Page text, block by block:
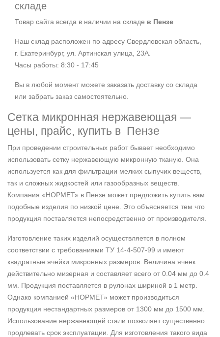
складе
Товар сайта всегда в наличии на складе в Пензе
Наш склад расположен по адресу Свердловская область,
г. Екатеринбург, ул. Артинская улица, 23А.
Часы работы: 8:30 - 17:45
Вы в любой момент можете заказать доставку со склада
или забрать заказ самостоятельно.
Сетка микронная нержавеющая —
цены, прайс, купить в Пензе
При проведении строительных работ бывает необходимо
использовать сетку нержавеющую микронную тканую. Она
используется как для фильтрации мелких сыпучих веществ,
так и сложных жидкостей или газообразных веществ.
Компания «НОРМЕТ» в Пензе может предложить купить вам
подобные изделия по низкой цене. Это объясняется тем что
продукция поставляется непосредственно от производителя.
Изготовление таких изделий осуществляется в полном
соответствии с требованиями ТУ 14-4-507-99 и имеют
квадратные ячейки микронных размеров. Величина ячеек
действительно мизерная и составляет всего от 0.04 мм до 0.4
мм. Продукция поставляется в рулонах шириной в 1 метр.
Однако компанией «НОРМЕТ» может производиться
продукция нестандартных размеров от 1300 мм до 1500 мм.
Использование нержавеющей стали позволяет существенно
продлевать срок эксплуатации. Для изготовления такого вида